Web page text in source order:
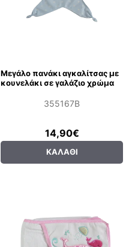
Μεγάλο πανάκι αγκαλίτσας με
κουνελάκι σε γαλάζιο χρώμα
355167B
14,90€
ΚΑΛΆΘΙ